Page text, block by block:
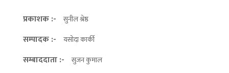
प्रकाशक :- सुनील श्रेष्ठ
सम्पादक :- यसोदा कार्की
सम्बाददाता :- सुजन कुमाल